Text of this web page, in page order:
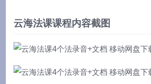
云海法课课程内容截图